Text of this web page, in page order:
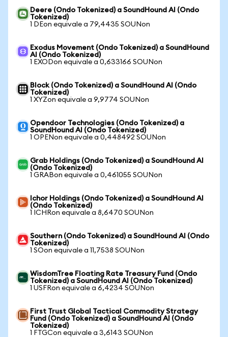
Deere (Ondo Tokenized) a SoundHound AI (Ondo
Tokenized)
1 DEon equivale a 79,4435 SOUNon
Exodus Movement (Ondo Tokenized) a SoundHound
AI (Ondo Tokenized)
1 EXODon equivale a 0,633166 SOUNon
Block (Ondo Tokenized) a SoundHound AI (Ondo
Tokenized)
1 XYZon equivale a 9,9774 SOUNon
Opendoor Technologies (Ondo Tokenized) a
SoundHound AI (Ondo Tokenized)
1 OPENon equivale a 0,448492 SOUNon
Grab Holdings (Ondo Tokenized) a SoundHound AI
(Ondo Tokenized)
1 GRABon equivale a 0,461055 SOUNon
Ichor Holdings (Ondo Tokenized) a SoundHound AI
(Ondo Tokenized)
1 ICHRon equivale a 8,6470 SOUNon
Southern (Ondo Tokenized) a SoundHound AI (Ondo
Tokenized)
1 SOon equivale a 11,7538 SOUNon
WisdomTree Floating Rate Treasury Fund (Ondo
Tokenized) a SoundHound AI (Ondo Tokenized)
1 USFRon equivale a 6,4234 SOUNon
First Trust Global Tactical Commodity Strategy
Fund (Ondo Tokenized) a SoundHound AI (Ondo
Tokenized)
1 FTGCon equivale a 3,6143 SOUNon